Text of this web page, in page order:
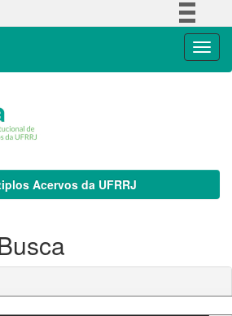
Acervos da UFRRJ